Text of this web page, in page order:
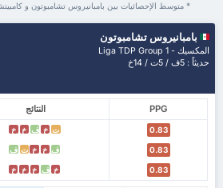
* متوسط الإحصائيات بين بامبانيروس تشامبوتون و
بامبانيروس تشامبوتون
المكسيك - Liga TDP Group 1
حديثاً : 5ف / 5ت / 14خ
النتائج
PPG
ت خ ف خ خ 0.83
ف خ خ ت ف 0.83
خ ف خ خ خ 0.83